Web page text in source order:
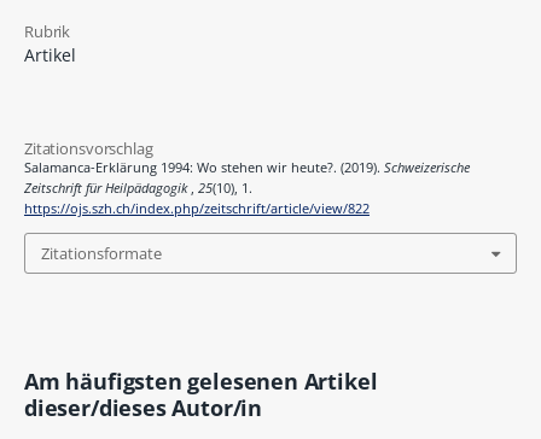
Rubrik
Artikel
Zitationsvorschlag
Salamanca-Erklärung 1994: Wo stehen wir heute?. (2019). Schweizerische
Zeitschrift für Heilpädagogik , 25(10), 1.
https://ojs.szh.ch/index.php/zeitschrift/article/view/822
Zitationsformate
Am häufigsten gelesenen Artikel
dieser/dieses Autor/in